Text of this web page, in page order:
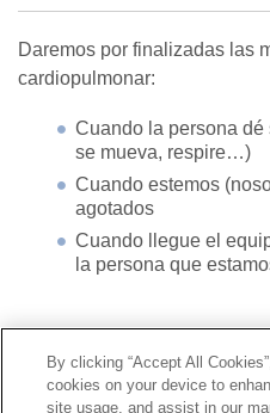
Daremos por finalizadas las
cardiopulmonar:
Cuando la persona
se mueva, respire…)
Cuando estemos
agotados
Cuando llegue el
la persona que
Contacto|Perfil del
Línea Universal 900 203 203
Prestaciones Especiales
By clicking “Accept All
cookies on your device to
site usage, and assist in our